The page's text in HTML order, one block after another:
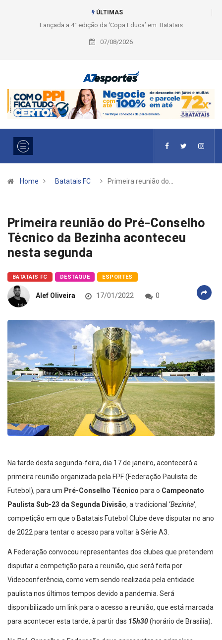
ÚLTIMAS
Liga 2026: Equipes rompem com a LABE na Série Ouro e entidade define
a 2° fase, times e formato
07/08/2026
Home Batatais FC Primeira reunião do…
Primeira reunião do Pré-Conselho
Técnico da Bezinha aconteceu
nesta segunda
BATATAIS FC DESTAQUE ESPORTES
Alef Oliveira 17/01/2022 0
Na tarde desta segunda-feira, dia 17 de janeiro, acontecerá a
primeira reunião organizada pela FPF (Federação Paulista de
Futebol), para um Pré-Conselho Técnico para o Campeonato
Paulista Sub-23 da Segunda Divisão, a tradicional ‘ Bezinha ‘,
competição em que o Batatais Futebol Clube deve disputar no ano
de 2022 para tentar o acesso para voltar à Série A3.
A Federação convocou representantes dos clubes que pretendem
disputar a competição para a reunião, que será feita por
Videoconferência, como vem sendo realizada pela entidade
paulista nos últimos tempos devido a pandemia. Será
disponibilizado um link para o acesso a reunião, que está marcada
para acontecer esta tarde, à partir das 15h30 (horário de Brasília).